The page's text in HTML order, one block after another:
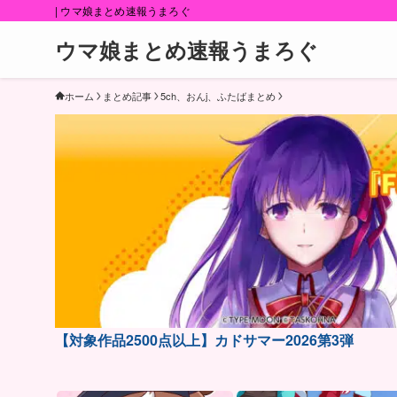
| ウマ娘まとめ速報うまろぐ
ウマ娘まとめ速報うまろぐ
ホーム まとめ記事 5ch、おんj、ふたばまとめ
【対象作品2500点以上】カドサマー2026第3弾